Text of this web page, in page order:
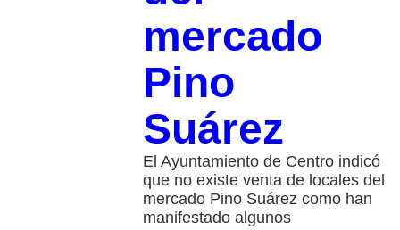
mercado
Pino
Suárez
El Ayuntamiento de Centro indicó
que no existe venta de locales del
mercado Pino Suárez como han
manifestado algunos